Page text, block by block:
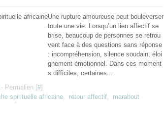
Une rupture amoureuse peut bouleverser
toute une vie. Lorsqu’un lien affectif se
brise, beaucoup de personnes se retrou
vent face à des questions sans réponse
: incompréhension, silence soudain, éloi
gnement émotionnel. Dans ces moment
s difficiles, certaines...
- Permalien [#]
spirituelle africaine, retour affectif, marabout